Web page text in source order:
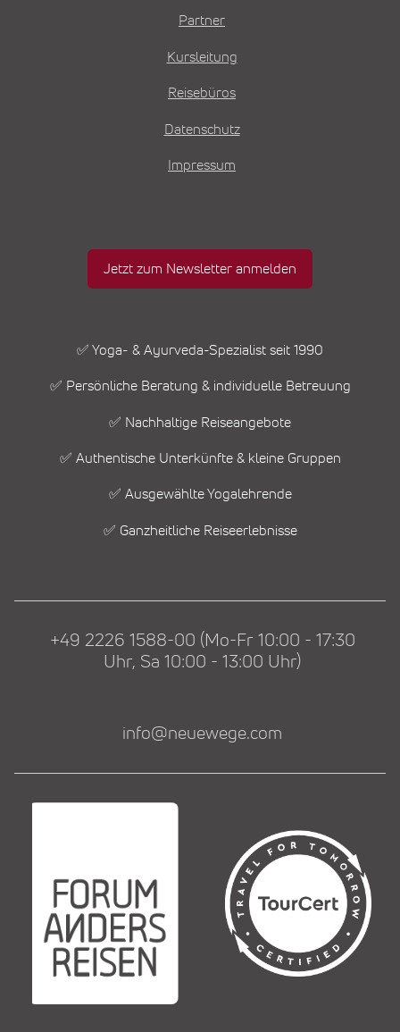
Partner
Kursleitung
Reisebüros
Datenschutz
Impressum
Jetzt zum Newsletter anmelden
✅ Yoga- & Ayurveda-Spezialist seit 1990
✅ Persönliche Beratung & individuelle Betreuung
✅ Nachhaltige Reiseangebote
✅ Authentische Unterkünfte & kleine Gruppen
✅ Ausgewählte Yogalehrende
✅ Ganzheitliche Reiseerlebnisse
+49 2226 1588-00 (Mo-Fr 10:00 - 17:30
Uhr, Sa 10:00 - 13:00 Uhr)
info@neuewege.com